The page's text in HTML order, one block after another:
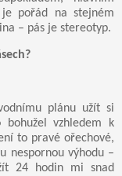
pořád na stejném
– pás je stereotyp.
plánu užít si
vzhledem k
to pravé ořechové,
nespornou výhodu –
24 hodin mi snad